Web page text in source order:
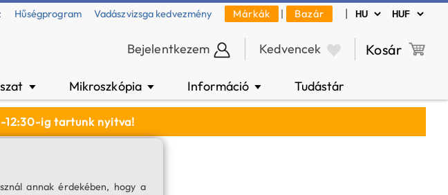
Hűségprogram Vadászvizsga kedvezmény Márkák | Bazár |
Bejelentkezem Kedvencek Kosár
▼ Mikroszkópia ▼ Információ ▼ Tudástár
12:30-ig tartunk nyitva!
annak érdekében, hogy a